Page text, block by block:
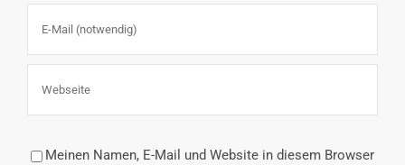
Meinen Namen, E-Mail und Website in diesem Browser